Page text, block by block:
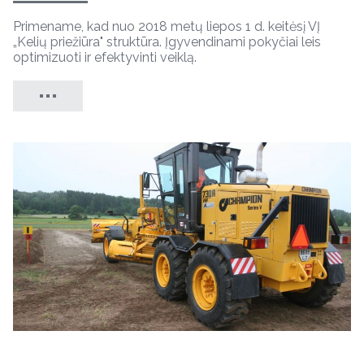
Primename, kad nuo 2018 metų liepos 1 d. keitėsį VĮ
„Kelių priežiūra" struktūra. Įgyvendinami pokyčiai leis
optimizuoti ir efektyvinti veiklą.